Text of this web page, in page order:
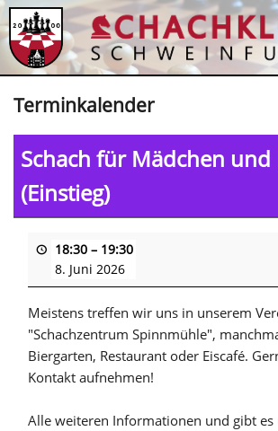
Zum
Inhalt
Terminkalender
Schach für Mädchen und
(Einstieg)
18:30 – 19:30
8. Juni 2026
Meistens treffen wir uns in unserem
"Schachzentrum Spinnmühle",
Biergarten, Restaurant oder Eiscafé.
Kontakt aufnehmen!
Alle weiteren Informationen und gibt es